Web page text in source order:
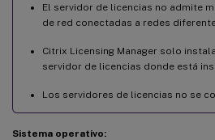
El servidor de licencias no admite
de red conectadas a redes
Citrix Licensing Manager solo
servidor de licencias donde está
Los servidores de licencias no se
Sistema operativo: